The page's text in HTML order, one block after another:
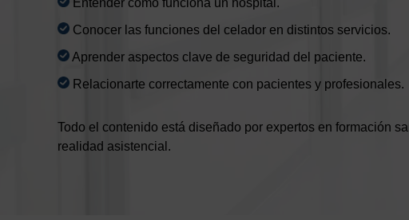
Entender cómo funciona un hospital.
Conocer las funciones del celador en distintos servicios.
Aprender aspectos clave de seguridad del paciente.
Relacionarte correctamente con pacientes y profesionales.
Todo el contenido está diseñado por expertos en formación
realidad asistencial.